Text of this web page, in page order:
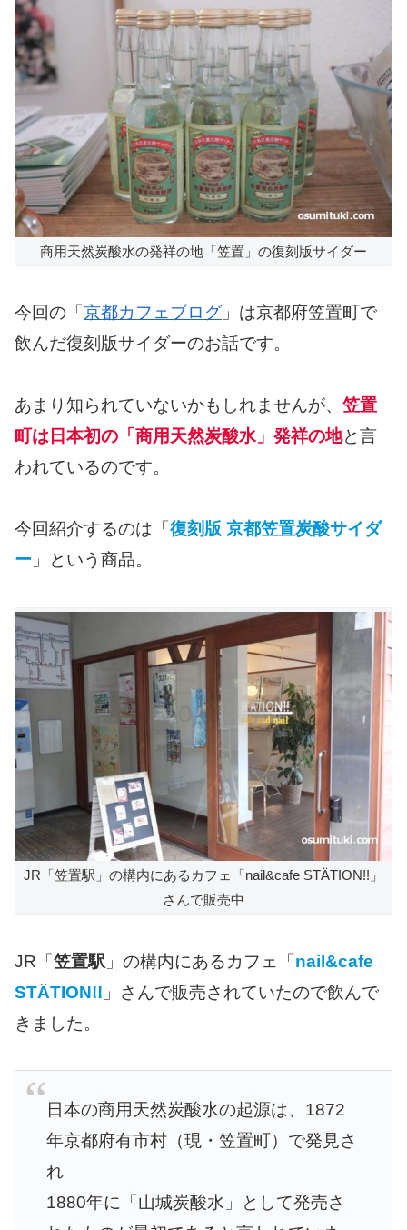
商用天然炭酸水の発祥の地「笠置」の復刻版サイダー
今回の「 京都カフェブログ 」は京都府笠置町で
飲んだ復刻版サイダーのお話です。
あまり知られていないかもしれませんが、 笠置
町は日本初の「商用天然炭酸水」発祥の地と言
われているのです。
今回紹介するのは「 復刻版 京都笠置炭酸サイダ
ー 」という商品。
JR「笠置駅」の構内にあるカフェ「nail&cafe STÄTION!!」
さんで販売中
JR「笠置駅 」の構内にあるカフェ「nail&cafe
STÄTION!! 」さんで販売されていたので飲んで
きました。
日本の商用天然炭酸水の起源は、1872
年京都府有市村（現・笠置町）で発見さ
れ
1880年に「山城炭酸水」として発売さ